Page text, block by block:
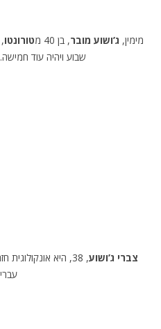
מימין, ג’ושוע מובר, בן 40 מ טורונטו
שבוע ויהיה עוד
צברי ג’ושוע, 38, היא אונקולוגית חזה ואשתו